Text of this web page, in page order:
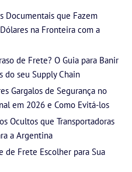
Documentais que Fazem
na Fronteira com a
de Frete? O Guia para Banir
do seu Supply Chain
Gargalos de Segurança no
em 2026 e Como Evitá-los
Ocultos que Transportadoras
a Argentina
de Frete Escolher para Sua